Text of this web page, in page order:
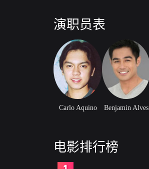
演职员表
Carlo Aquino Benjamin Alves
电影排行榜